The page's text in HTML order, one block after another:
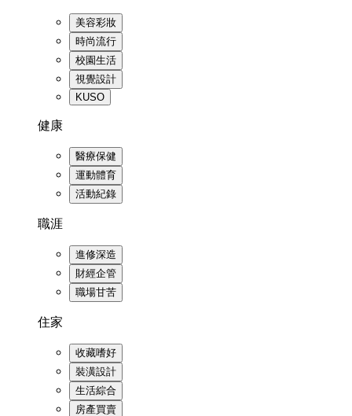
美容彩妝
時尚流行
校園生活
視覺設計
KUSO
健康
醫療保健
運動體育
活動紀錄
職涯
進修深造
財經企管
職場甘苦
住家
收藏嗜好
裝潢設計
生活綜合
房產買賣